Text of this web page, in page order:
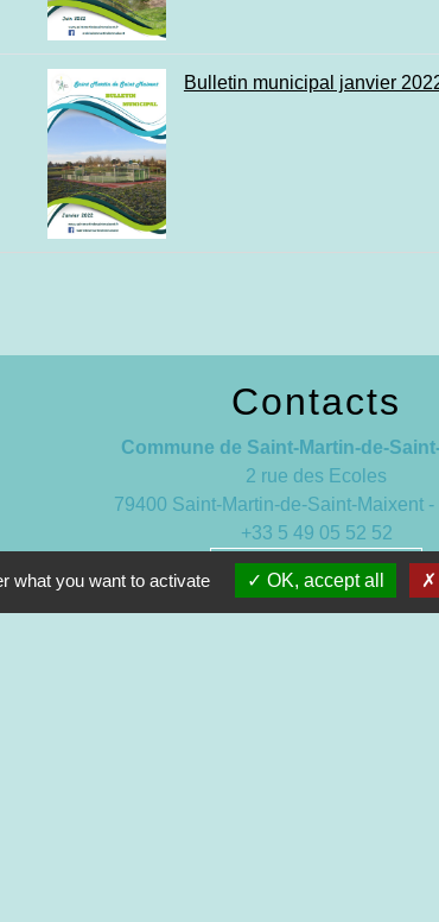
Bulletin municipal janvier
Contacts
Commune de Saint-Martin-de-
2 rue des Ecoles
79400 Saint-Martin-de-Saint-Maixent
+33 5 49 05 52 52
Contact par formulaire
what you want to activate OK, accept all